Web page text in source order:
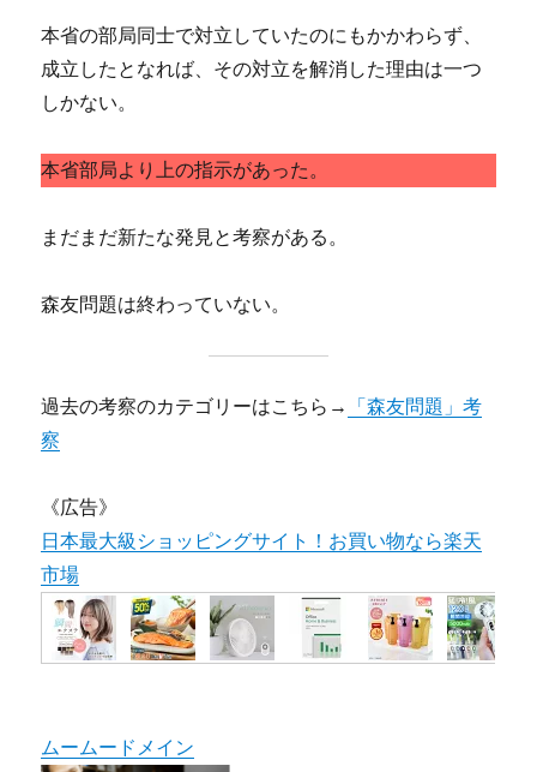
本省の部局同士で対立していたのにもかかわらず、
成立したとなれば、その対立を解消した理由は一つ
しかない。
本省部局より上の指示があった。
まだまだ新たな発見と考察がある。
森友問題は終わっていない。
過去の考察のカテゴリーはこちら→
「森友問題」考
察
《広告》
日本最大級ショッピングサイト！お買い物なら楽天
市場
ムームードメイン